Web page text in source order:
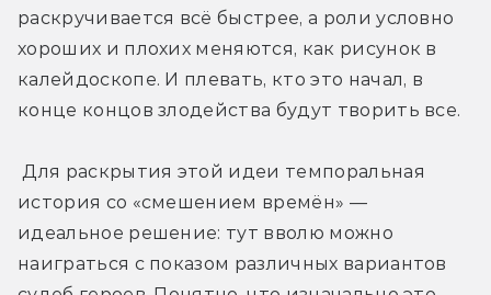
раскручивается всё быстрее, а роли условно
хороших и плохих меняются, как рисунок в
калейдоскопе. И плевать, кто это начал, в
конце концов злодейства будут творить все.
Для раскрытия этой идеи темпоральная
история со «смешением времён» —
идеальное решение: тут вволю можно
наиграться с показом различных вариантов